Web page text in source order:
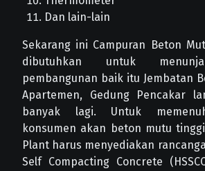
Dan lain-lain
Sekarang ini Campuran Beton
dibutuhkan untuk
pembangunan baik itu Jembatan
Apartemen, Gedung Pencakar
banyak lagi. Untuk
konsumen akan beton mutu
Plant harus menyediakan
Self Compacting Concrete